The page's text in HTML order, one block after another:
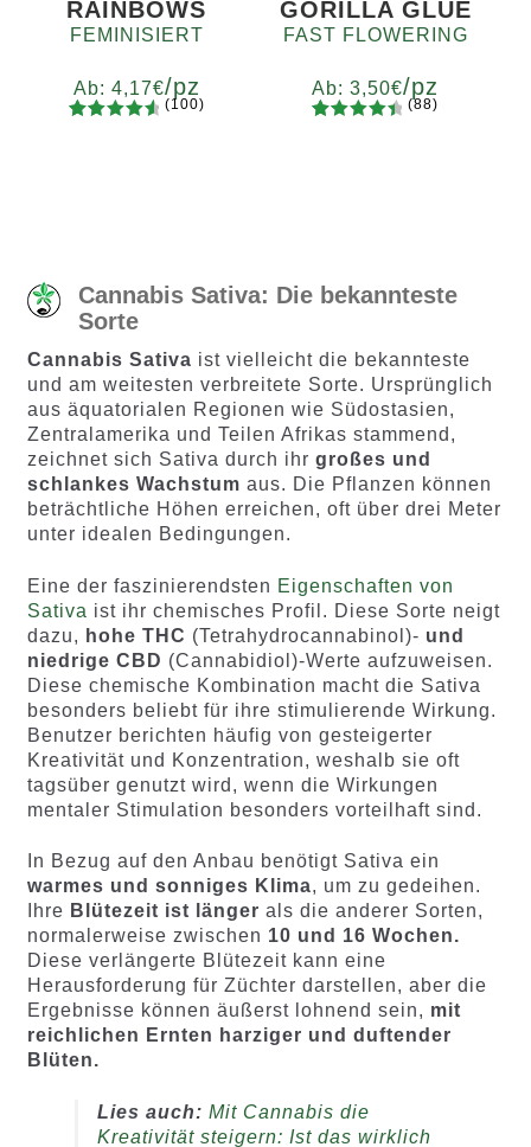
RAINBOWS
FEMINISIERT
Ab: 4,17€/pz
ewertung
en
(100)
GORILLA GLUE
FAST FLOWERING
Ab:3,50€/pz
ewertung
(88)
Cannabis Sativa: Die bekannteste
Sorte
Cannabis Sativa ist vielleicht die bekannteste
und am weitesten verbreitete Sorte. Ursprünglich
aus äquatorialen Regionen wie Südostasien,
Zentralamerika und Teilen Afrikas stammend,
zeichnet sich Sativa durch ihr großes und
schlankes Wachstum aus. Die Pflanzen können
beträchtliche Höhen erreichen, oft über drei Meter
unter idealen Bedingungen.
Eine der faszinierendsten Eigenschaften von
Sativa ist ihr chemisches Profil. Diese Sorte neigt
dazu, hohe THC (Tetrahydrocannabinol)- und
niedrige CBD (Cannabidiol)-Werte aufzuweisen.
Diese chemische Kombination macht die Sativa
besonders beliebt für ihre stimulierende Wirkung.
Benutzer berichten häufig von gesteigerter
Kreativität und Konzentration, weshalb sie oft
tagsüber genutzt wird, wenn die Wirkungen
mentaler Stimulation besonders vorteilhaft sind.
In Bezug auf den Anbau benötigt Sativa ein
warmes und sonniges Klima, um zu gedeihen.
Ihre Blütezeit ist länger als die anderer Sorten,
normalerweise zwischen 10 und 16 Wochen.
Diese verlängerte Blütezeit kann eine
Herausforderung für Züchter darstellen, aber die
Ergebnisse können äußerst lohnend sein, mit
reichlichen Ernten harziger und duftender
Blüten.
Lies auch: Mit Cannabis die
Kreativität steigern: Ist das wirklich